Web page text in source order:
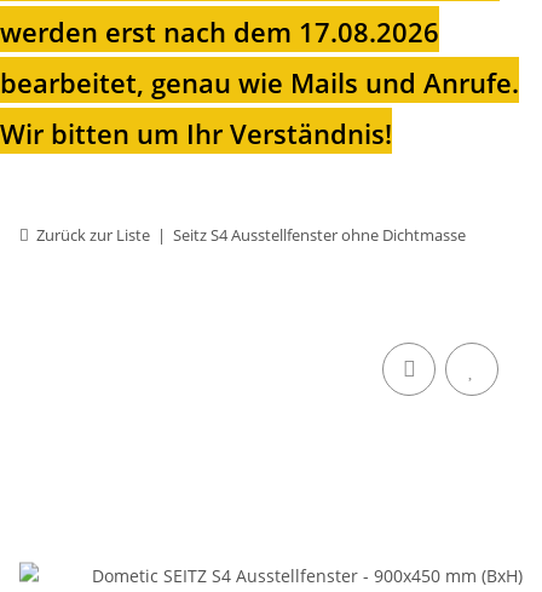
werden erst nach dem 17.08.2026
bearbeitet, genau wie Mails und Anrufe.
Wir bitten um Ihr Verständnis!
Zurück zur Liste Seitz S4 Ausstellfenster ohne Dichtmasse